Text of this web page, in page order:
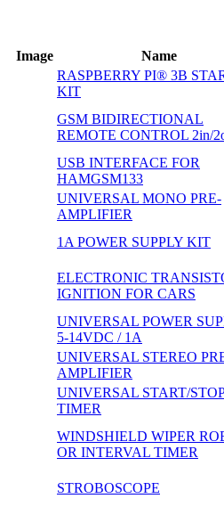
Image
Name
RASPBERRY PI® 3B
KIT
GSM BIDIRECTIONAL
REMOTE CONTROL 2in/
USB INTERFACE FOR
HAMGSM133
UNIVERSAL MONO PRE-
AMPLIFIER
1A POWER SUPPLY KIT
ELECTRONIC
IGNITION FOR CARS
UNIVERSAL POWER
5-14VDC / 1A
UNIVERSAL STEREO
AMPLIFIER
UNIVERSAL START/
TIMER
WINDSHIELD WIPER
OR INTERVAL TIMER
STROBOSCOPE